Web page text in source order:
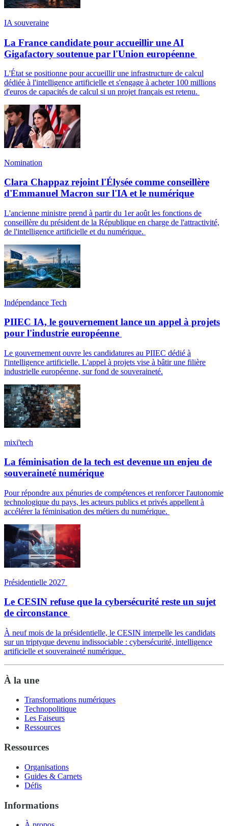
IA souveraine
La France candidate pour accueillir une AI
Gigafactory soutenue par l'Union européenne
L'État se positionne pour accueillir une infrastructure de calcul
dédiée à l'intelligence artificielle et s'engage à acheter 100 millions
d'euros de capacités de calcul si un projet français est retenu.
Nomination
Clara Chappaz rejoint l'Élysée comme conseillère
d'Emmanuel Macron sur l'IA et le numérique
L'ancienne ministre prend à partir du 1er août les fonctions de
conseillère du président de la République en charge de l'attractivité,
de l'intelligence artificielle et du numérique.
Indépendance Tech
PIIEC IA, le gouvernement lance un appel à projets
pour l'industrie européenne
Le gouvernement ouvre les candidatures au PIIEC dédié à
l'intelligence artificielle. L'appel à projets vise à bâtir une filière
industrielle européenne, sur fond de souveraineté.
mixi'tech
La féminisation de la tech est devenue un enjeu de
souveraineté numérique
Pour répondre aux pénuries de compétences et renforcer l'autonomie
technologique du pays, les acteurs publics et privés appellent à
accélérer la féminisation des métiers du numérique.
Présidentielle 2027
Le CESIN refuse que la cybersécurité reste un sujet
de circonstance
À neuf mois de la présidentielle, le CESIN interpelle les candidats
sur un triptyque devenu indissociable : cybersécurité, intelligence
artificielle et souveraineté numérique.
À la une
Transformations numériques
Technopolitique
Les Faiseurs
Ressources
Ressources
Organisations
Guides & Carnets
Défis
Informations